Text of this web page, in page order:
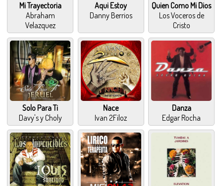
Mi Trayectoria
Abraham
Velazquez
Aqui Estoy
Danny Berrios
Quien Como Mi Dios
Los Voceros de
Cristo
Solo Para Ti
Davy's y Choly
Nace
Ivan 2Filoz
Danza
Edgar Rocha